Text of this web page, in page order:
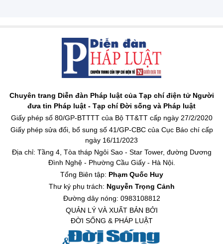
Chuyên trang Diễn đàn Pháp luật của Tạp chí điện tử Người
đưa tin Pháp luật - Tạp chí Đời sống và Pháp luật
Giấy phép số 80/GP-BTTTT của Bộ TT&TT cấp ngày 27/2/2020
Giấy phép sửa đổi, bổ sung số 41/GP-CBC của Cục Báo chí cấp
ngày 16/11/2023
Địa chỉ: Tầng 4, Tòa tháp Ngôi Sao - Star Tower, đường Dương
Đình Nghệ - Phường Cầu Giấy - Hà Nội.
Tổng Biên tập: Phạm Quốc Huy
Thư ký phụ trách: Nguyễn Trọng Cảnh
Đường dây nóng: 0983108812
QUẢN LÝ VÀ XUẤT BẢN BỞI
ĐỜI SỐNG & PHÁP LUẬT